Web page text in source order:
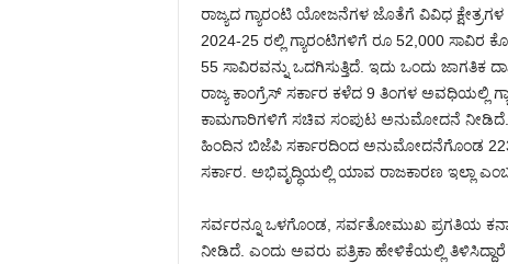
ರಾಜ್ಯದ ಗ್ಯಾರಂಟಿ ಯೋಜನೆಗಳ ಜೊತೆಗೆ ವಿವಿಧ ಕ್ಷೇತ್ರಗಳ
2024-25 ರಲ್ಲಿ ಗ್ಯಾರಂಟಿಗಳಿಗೆ ರೂ 52,000 ಸಾವಿರ
55 ಸಾವಿರವನ್ನು ಒದಗಿಸುತ್ತಿದೆ. ಇದು ಒಂದು ಜಾಗತಿಕ
ರಾಜ್ಯ ಕಾಂಗ್ರೆಸ್ ಸರ್ಕಾರ ಕಳೆದ 9 ತಿಂಗಳ
ಕಾಮಗಾರಿಗಳಿಗೆ ಸಚಿವ ಸಂಪುಟ ಅನುಮೋದನೆ ನೀಡಿದೆ.
ಹಿಂದಿನ ಬಿಜೆಪಿ ಸರ್ಕಾರದಿಂದ ಅನುಮೋದನೆಗೊಂಡ
ಸರ್ಕಾರ. ಅಭಿವೃದ್ಧಿಯಲ್ಲಿ ಯಾವ ರಾಜಕಾರಣ ಇಲ್ಲಾ
ಸರ್ವರನ್ನೂ ಒಳಗೊಂಡ, ಸರ್ವತೋಮುಖ ಪ್ರಗತಿಯ
ನೀಡಿದೆ. ಎಂದು ಅವರು ಪತ್ರಿಕಾ ಹೇಳಿಕೆಯಲ್ಲಿ ತಿಳಿಸಿದ್ದಾರೆ